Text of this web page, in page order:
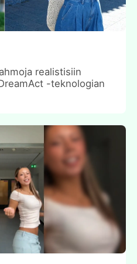
realistisiin
-teknologian